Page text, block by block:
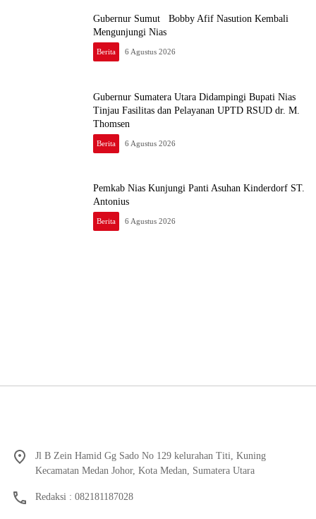
Gubernur Sumut Bobby Afif Nasution Kembali
Mengunjungi Nias
Berita 6 Agustus 2026
Gubernur Sumatera Utara Didampingi Bupati Nias
Tinjau Fasilitas dan Pelayanan UPTD RSUD dr. M.
Thomsen
Berita 6 Agustus 2026
Pemkab Nias Kunjungi Panti Asuhan Kinderdorf ST.
Antonius
Berita 6 Agustus 2026
Jl B Zein Hamid Gg Sado No 129 kelurahan Titi, Kuning
Kecamatan Medan Johor, Kota Medan, Sumatera Utara
Redaksi : 082181187028